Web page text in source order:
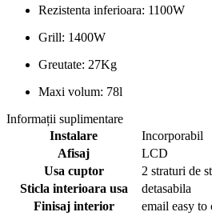
Rezistenta inferioara: 1100W
Grill: 1400W
Greutate: 27Kg
Maxi volum: 78l
Informații suplimentare
Instalare
Incorporabil
Afisaj
LCD
Usa cuptor
2 straturi de
Sticla interioara usa
detasabila
Finisaj interior
email easy to